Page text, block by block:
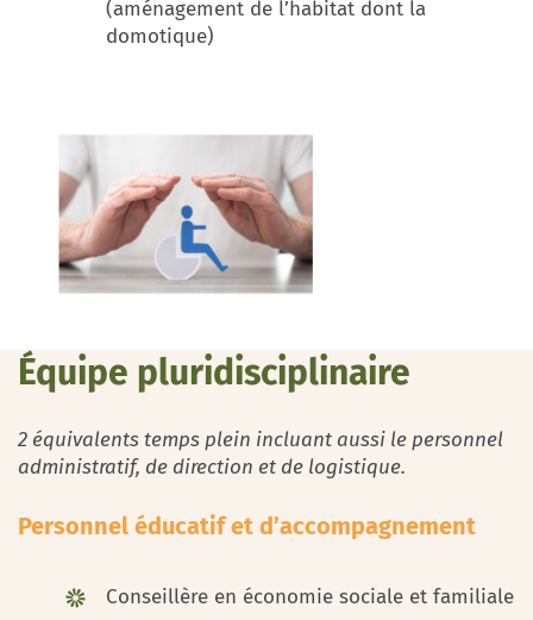
(aménagement de l’habitat dont la
domotique)
Équipe pluridisciplinaire
2 équivalents temps plein incluant aussi le personnel
administratif, de direction et de logistique.
Personnel éducatif et d’accompagnement
Conseillère en économie sociale et familiale